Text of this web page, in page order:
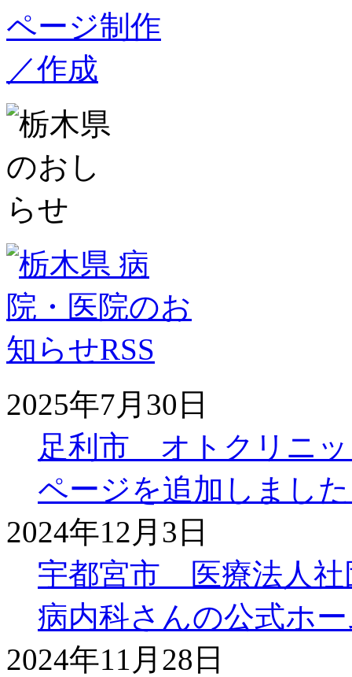
2025年7月30日
足利市 オトクリニッ
ページを追加しまし
2024年12月3日
宇都宮市 医療法人社
病内科さんの公式ホ
2024年11月28日